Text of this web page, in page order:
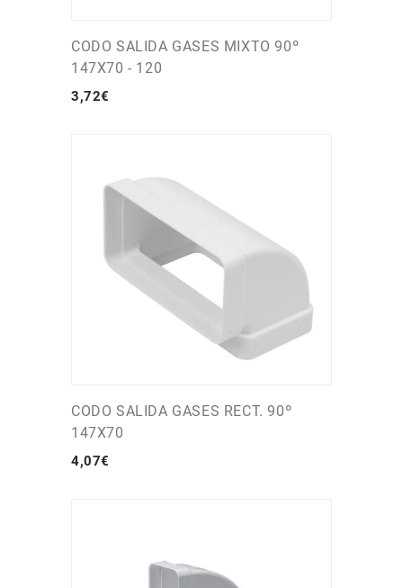
CODO SALIDA GASES MIXTO 90º
147X70 - 120
3,72€
CODO SALIDA GASES RECT. 90º
147X70
4,07€